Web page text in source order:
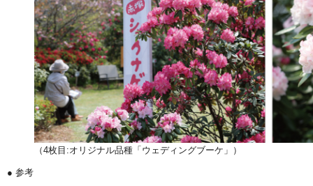
（4枚目:オリジナル品種「ウェディングブーケ」）
● 参考